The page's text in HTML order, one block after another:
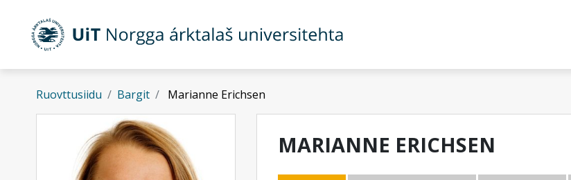
Gå til hovedinnhold
Ruovttusiidu Bargit Marianne Erichsen
MARIANNE ERICHSEN